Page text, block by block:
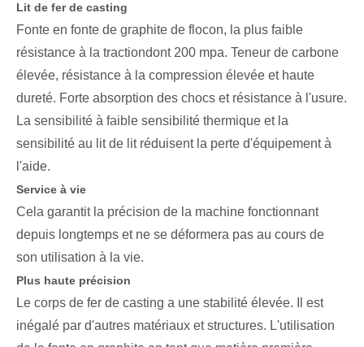
Lit de fer de casting
Fonte en fonte de graphite de flocon, la plus faible
résistance à la tractiondont 200 mpa. Teneur de carbone
élevée, résistance à la compression élevée et haute
dureté. Forte absorption des chocs et résistance à l'usure.
La sensibilité à faible sensibilité thermique et la
sensibilité au lit de lit réduisent la perte d'équipement à
l'aide.
Service à vie
Cela garantit la précision de la machine fonctionnant
depuis longtemps et ne se déformera pas au cours de
son utilisation à la vie.
Plus haute précision
Le corps de fer de casting a une stabilité élevée. Il est
inégalé par d'autres matériaux et structures. L'utilisation